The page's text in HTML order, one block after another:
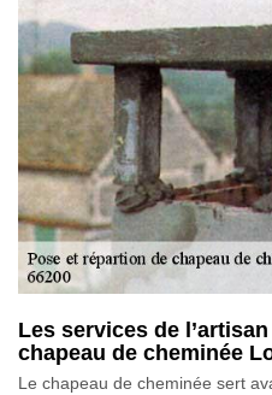
Les services de
chapeau de cheminée
Le chapeau de cheminée sert